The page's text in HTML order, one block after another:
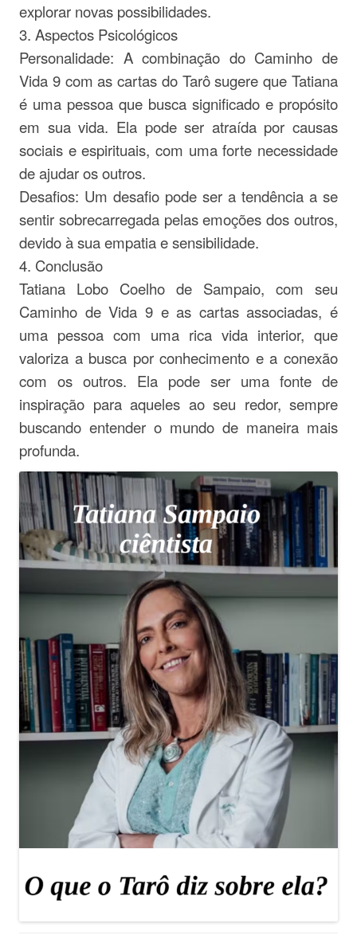
explorar novas possibilidades.
3. Aspectos Psicológicos
Personalidade: A combinação do Caminho de
Vida 9 com as cartas do Tarô sugere que Tatiana
é uma pessoa que busca significado e propósito
em sua vida. Ela pode ser atraída por causas
sociais e espirituais, com uma forte necessidade
de ajudar os outros.
Desafios: Um desafio pode ser a tendência a se
sentir sobrecarregada pelas emoções dos outros,
devido à sua empatia e sensibilidade.
4. Conclusão
Tatiana Lobo Coelho de Sampaio, com seu
Caminho de Vida 9 e as cartas associadas, é
uma pessoa com uma rica vida interior, que
valoriza a busca por conhecimento e a conexão
com os outros. Ela pode ser uma fonte de
inspiração para aqueles ao seu redor, sempre
buscando entender o mundo de maneira mais
profunda.